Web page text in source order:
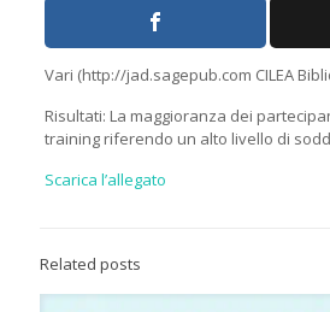
Vari (http://jad.sagepub.com CILEA
Risultati: La maggioranza dei
training riferendo un alto livello di
Scarica l’allegato
Related posts